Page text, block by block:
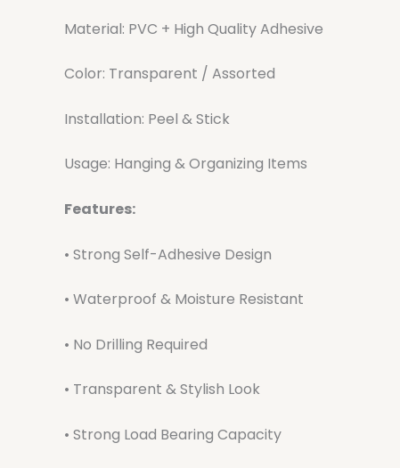
Material: PVC + High Quality Adhesive
Color: Transparent / Assorted
Installation: Peel & Stick
Usage: Hanging & Organizing Items
Features:
• Strong Self-Adhesive Design
• Waterproof & Moisture Resistant
• No Drilling Required
• Transparent & Stylish Look
• Strong Load Bearing Capacity